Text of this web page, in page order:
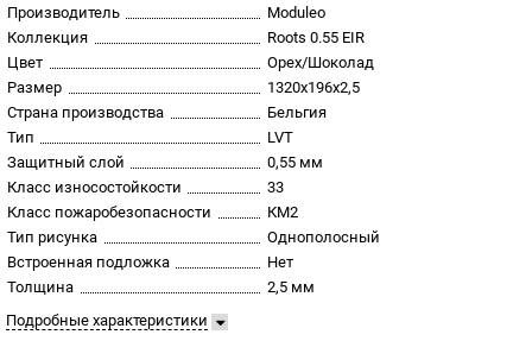
Производитель
Moduleo
Коллекция
Roots 0.55 EIR
Цвет
Орех/Шоколад
Размер
1320х196х2,5
Страна производства
Бельгия
Тип
LVT
Защитный слой
0,55 мм
Класс износостойкости
33
Класс пожаробезопасности
КМ2
Тип рисунка
Однополосный
Встроенная подложка
Нет
Толщина
2,5 мм
Подробные характеристики